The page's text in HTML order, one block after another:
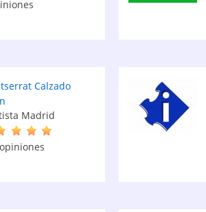
Calzado
Madrid